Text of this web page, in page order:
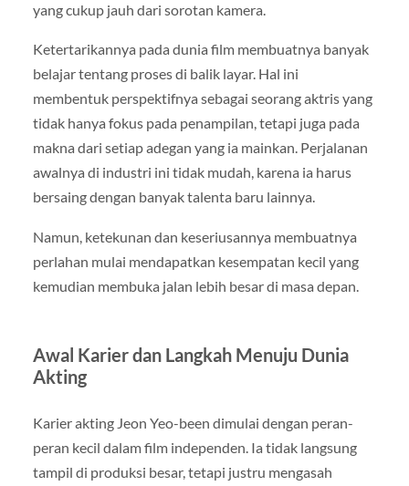
yang cukup jauh dari sorotan kamera.
Ketertarikannya pada dunia film membuatnya banyak
belajar tentang proses di balik layar. Hal ini
membentuk perspektifnya sebagai seorang aktris yang
tidak hanya fokus pada penampilan, tetapi juga pada
makna dari setiap adegan yang ia mainkan. Perjalanan
awalnya di industri ini tidak mudah, karena ia harus
bersaing dengan banyak talenta baru lainnya.
Namun, ketekunan dan keseriusannya membuatnya
perlahan mulai mendapatkan kesempatan kecil yang
kemudian membuka jalan lebih besar di masa depan.
Awal Karier dan Langkah Menuju Dunia
Akting
Karier akting Jeon Yeo-been dimulai dengan peran-
peran kecil dalam film independen. Ia tidak langsung
tampil di produksi besar, tetapi justru mengasah